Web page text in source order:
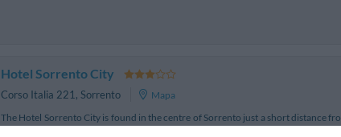
Hotel Sorrento City
Corso Italia 221 , Sorrento
Mapa
The Hotel Sorrento City is found in the centre of Sorrento just a short distance
road. The hotel was built in the 1950's and was the first Maison Meublè in the